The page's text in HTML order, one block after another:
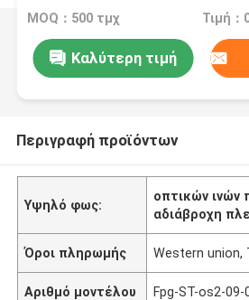
καλωδίων φλούδας της 3M
MOQ：500 τμχ Τιμή：
Καλύτερη τιμή
Περιγραφή προϊόντων
Υψηλό φως:
οπτικών ινών
αδιάβροχη
Όροι πληρωμής Western union,
Αριθμό μοντέλου Fpg-ST-os2-09-